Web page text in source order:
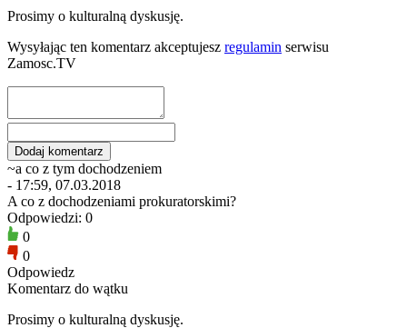
Prosimy o kulturalną dyskusję.
Wysyłając ten komentarz akceptujesz regulamin serwisu
Zamosc.TV
~a co z tym dochodzeniem
- 17:59, 07.03.2018
A co z dochodzeniami prokuratorskimi?
Odpowiedzi: 0
0
0
Odpowiedz
Komentarz do wątku
Prosimy o kulturalną dyskusję.